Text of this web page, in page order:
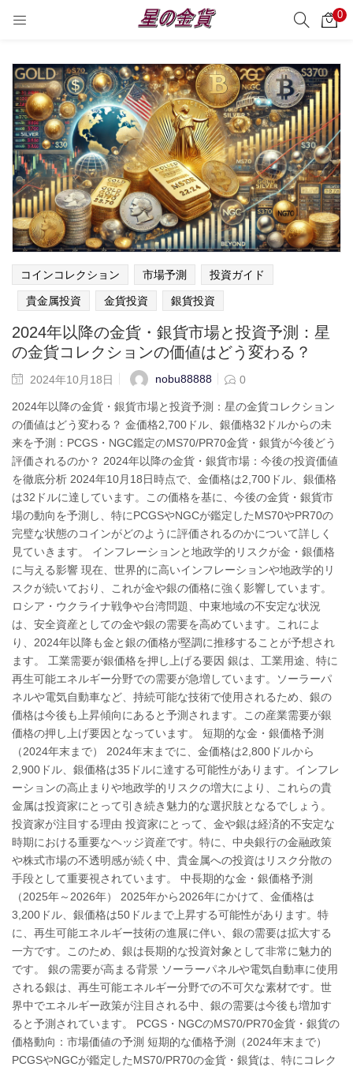
0
サーチ
コインコレクション 市場予測 投資ガイド
貴金属投資 金貨投資 銀貨投資
2024年以降の金貨・銀貨市場と投資予測：星
の金貨コレクションの価値はどう変わる？
2024年10月18日 nobu88888 0
2024年以降の金貨・銀貨市場と投資予測：星の金貨コレクション
の価値はどう変わる？ 金価格2,700ドル、銀価格32ドルからの未
来を予測：PCGS・NGC鑑定のMS70/PR70金貨・銀貨が今後どう
評価されるのか？ 2024年以降の金貨・銀貨市場：今後の投資価値
を徹底分析 2024年10月18日時点で、金価格は2,700ドル、銀価格
は32ドルに達しています。この価格を基に、今後の金貨・銀貨市
場の動向を予測し、特にPCGSやNGCが鑑定したMS70やPR70の
完璧な状態のコインがどのように評価されるのかについて詳しく
見ていきます。 インフレーションと地政学的リスクが金・銀価格
に与える影響 現在、世界的に高いインフレーションや地政学的リ
スクが続いており、これが金や銀の価格に強く影響しています。
ロシア・ウクライナ戦争や台湾問題、中東地域の不安定な状況
は、安全資産としての金や銀の需要を高めています。これによ
り、2024年以降も金と銀の価格が堅調に推移することが予想され
ます。 工業需要が銀価格を押し上げる要因 銀は、工業用途、特に
再生可能エネルギー分野での需要が急増しています。ソーラーパ
ネルや電気自動車など、持続可能な技術で使用されるため、銀の
価格は今後も上昇傾向にあると予測されます。この産業需要が銀
価格の押し上げ要因となっています。 短期的な金・銀価格予測
（2024年末まで） 2024年末までに、金価格は2,800ドルから
2,900ドル、銀価格は35ドルに達する可能性があります。インフレ
ーションの高止まりや地政学的リスクの増大により、これらの貴
金属は投資家にとって引き続き魅力的な選択肢となるでしょう。
投資家が注目する理由 投資家にとって、金や銀は経済的不安定な
時期における重要なヘッジ資産です。特に、中央銀行の金融政策
や株式市場の不透明感が続く中、貴金属への投資はリスク分散の
手段として重要視されています。 中長期的な金・銀価格予測
（2025年～2026年） 2025年から2026年にかけて、金価格は
3,200ドル、銀価格は50ドルまで上昇する可能性があります。特
に、再生可能エネルギー技術の進展に伴い、銀の需要は拡大する
一方です。このため、銀は長期的な投資対象として非常に魅力的
です。 銀の需要が高まる背景 ソーラーパネルや電気自動車に使用
される銀は、再生可能エネルギー分野での不可欠な素材です。世
界中でエネルギー政策が注目される中、銀の需要は今後も増加す
ると予測されています。 PCGS・NGCのMS70/PR70金貨・銀貨の
価格動向：市場価値の予測 短期的な価格予測（2024年末まで）
PCGSやNGCが鑑定したMS70/PR70の金貨・銀貨は、特にコレク
Enter your username and password to login.
Remember me
Login